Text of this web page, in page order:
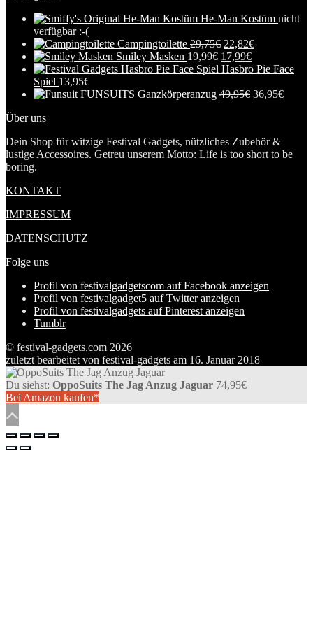
He-Man Kostüm nicht
verfügbar :-(
Campingtoilette 29,75€ 22,82€
Smiley Masken 19,99€ 17,99€
Hasbro Pie Face
Spiel 13,95€
FUNSUITS Ganzkörperanzug 49,95€ 36,95€
Über uns
Dein Shop für witzige Festival Gadgets, nützliches Zubehör &
lustige Accessoires. Getreu unserem Motto: Life is too short to be
boring.
KONTAKT
IMPRESSUM
DATENSCHUTZ
Folge uns
Profil von festivalgadgetscom auf Facebook anzeigen
Profil von festivalgadget5 auf Twitter anzeigen
Profil von festivalgadgets auf Pinterest anzeigen
Tumblr
© festival-gadgets.com 2026
zuletzt bearbeitet von festival-gadgets am 16. Januar 2018
Du siehst: OppoSuits The Jag Anzug Jaguar 74,95€
Bei Amazon kaufen*